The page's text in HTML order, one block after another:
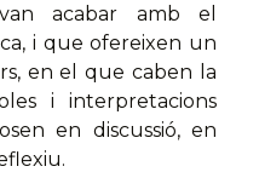
acabar amb el
i que ofereixen un
en el que caben la
i interpretacions
en discussió, en